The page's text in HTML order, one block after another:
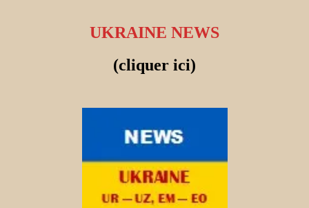
UKRAINE NEWS
(cliquer ici)